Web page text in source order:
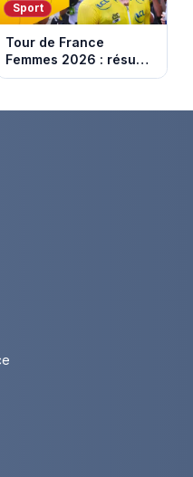
Sport
Tour de France
Femmes 2026 : résumé
vidéo de la dernière
Vollering remporte son